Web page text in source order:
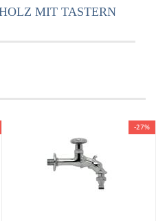
MIT TASTERN
-27%